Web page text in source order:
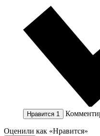
Нравится 1
Оценили как «Нравится»